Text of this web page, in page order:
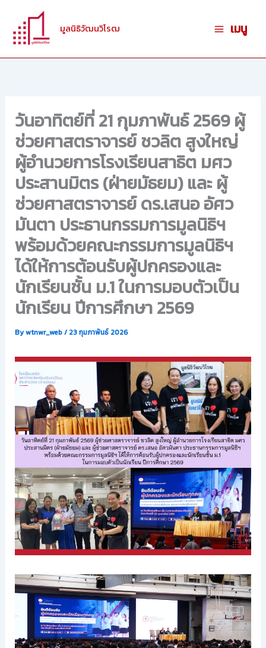
content
มูลนิธิวัฒนวิโรฒ เมนู
วันอาทิตย์ที่ 21 กุมภาพันธ์ 2569 ผู้
ช่วยศาสตราจารย์ ชวลิต สูงใหญ่
ผู้อำนวยการโรงเรียนสาธิต มศว
ประสานมิตร (ฝ่ายมัธยม) และ ผู้
ช่วยศาสตราจารย์ ดร.เสนอ อัศว
มันตา ประธานกรรมการมูลนิธิฯ
พร้อมด้วยคณะกรรมการมูลนิธิฯ
ได้ให้การต้อนรับผู้ปกครองและ
นักเรียนชั้น ม.1 ในการมอบตัวเป็น
นักเรียน ปีการศึกษา 2569
Bywtnwr_web/ 23 กุมภาพันธ์ 2026